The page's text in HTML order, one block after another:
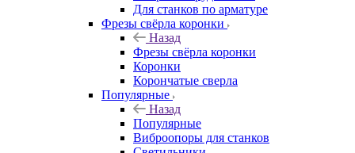
Для станков по арматуре
Фрезы свёрла коронки
Назад
Фрезы свёрла коронки
Коронки
Корончатые сверла
Популярные
Назад
Популярные
Виброопоры для станков